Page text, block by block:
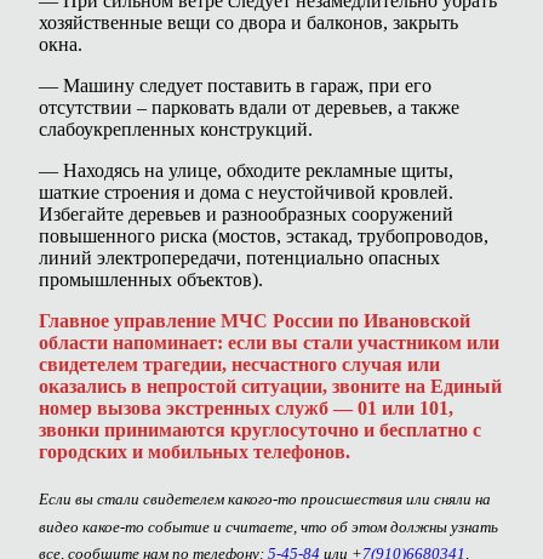
хозяйственные вещи со двора и балконов, закрыть
окна.
— Машину следует поставить в гараж, при его
отсутствии – парковать вдали от деревьев, а также
слабоукрепленных конструкций.
— Находясь на улице, обходите рекламные щиты,
шаткие строения и дома с неустойчивой кровлей.
Избегайте деревьев и разнообразных сооружений
повышенного риска (мостов, эстакад, трубопроводов,
линий электропередачи, потенциально опасных
промышленных объектов).
Главное управление МЧС России по Ивановской
области напоминает: если вы стали участником или
свидетелем трагедии, несчастного случая или
оказались в непростой ситуации, звоните на Единый
номер вызова экстренных служб — 01 или 101,
звонки принимаются круглосуточно и бесплатно с
городских и мобильных телефонов.
Если вы стали свидетелем какого-то происшествия или сняли на
видео какое-то событие и считаете, что об этом должны узнать
все, сообщите нам по телефону: 5-45-84 или +7(910)6680341 ,